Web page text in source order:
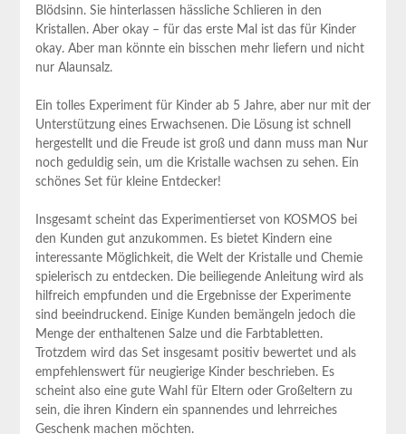
Blödsinn. Sie hinterlassen ⁣hässliche Schlieren in den
Kristallen. Aber okay – für das erste Mal ist das für Kinder
okay. Aber man⁢ könnte ein bisschen mehr liefern und nicht
nur Alaunsalz.
Ein tolles Experiment für Kinder ab 5 Jahre, aber nur mit der
Unterstützung eines Erwachsenen. Die ‍Lösung ist schnell
hergestellt und die Freude ist groß und dann muss man Nur​
noch geduldig sein, um ⁢die Kristalle wachsen zu sehen. Ein
schönes Set für kleine Entdecker!
Insgesamt scheint das⁢ Experimentierset von KOSMOS bei
den Kunden gut anzukommen. Es bietet Kindern eine
interessante Möglichkeit, die Welt der Kristalle ⁢und Chemie
spielerisch zu entdecken. Die beiliegende Anleitung wird als
hilfreich empfunden und ⁣die Ergebnisse⁢ der Experimente
sind beeindruckend. Einige Kunden bemängeln jedoch die
‌Menge der enthaltenen Salze und die ‍Farbtabletten.
Trotzdem wird das Set insgesamt positiv bewertet und als
empfehlenswert für neugierige Kinder beschrieben. Es
scheint also ‌eine ‍gute Wahl für Eltern⁤ oder Großeltern zu
sein, die ihren ⁣Kindern ein‌ spannendes und⁤ lehrreiches
Geschenk machen möchten.